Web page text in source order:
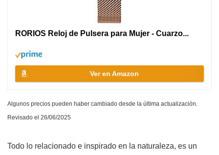
RORIOS Reloj de Pulsera para Mujer - Cuarzo...
Ver en Amazon
Algunos precios pueden haber cambiado desde la última actualización.
Revisado el 26/06/2025
Todo lo relacionado e inspirado en la naturaleza, es un